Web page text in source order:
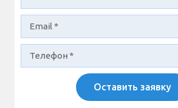
Оставить заявку